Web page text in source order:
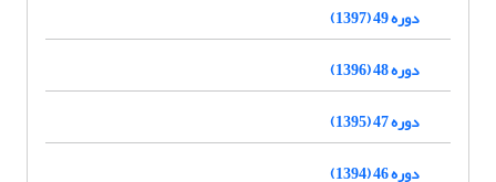
دوره 49 (1397)
دوره 48 (1396)
دوره 47 (1395)
دوره 46 (1394)